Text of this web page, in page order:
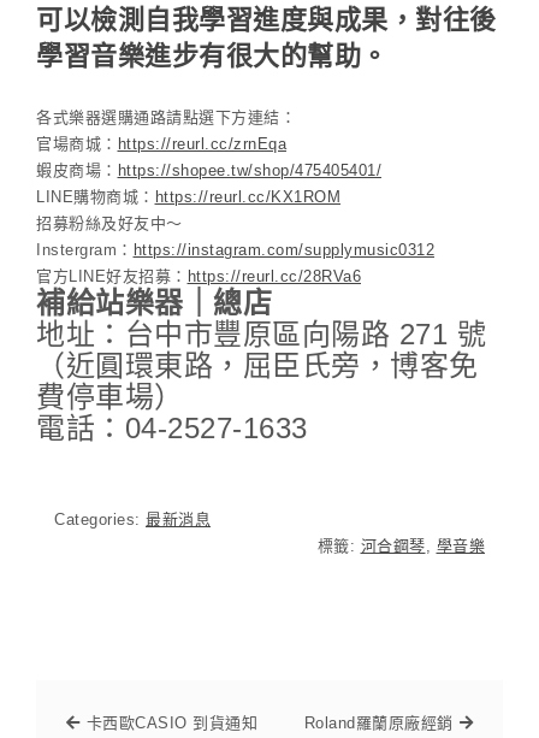
可以檢測自我學習進度與成果，對往後
學習音樂進步有很大的幫助。
各式樂器選購通路請點選下方連結：
官場商城： https://reurl.cc/zrnEqa
蝦皮商場： https://shopee.tw/shop/475405401/
LINE購物商城： https://reurl.cc/KX1ROM
招募粉絲及好友中～
Instergram： https://instagram.com/supplymusic0312
官方LINE好友招募： https://reurl.cc/28RVa6
補給站樂器｜總店
地址：台中市豐原區向陽路 271 號
（近圓環東路，屈臣氏旁，博客免
費停車場）
電話：04-2527-1633
Categories: 最新消息
標籤: 河合鋼琴 學音樂
卡西歐CASIO 到貨通知 Roland羅蘭原廠經銷